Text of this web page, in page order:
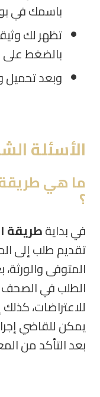
باسمك في
تظهر لك
بالضغط على
وبعد تحميل
الأسئلة
ما هي
؟
في بدايةطريقة
تقديم طلب إلى
المتوفى
الطلب في الصحف
للاعتراضات،
يمكن للقاضي
بعد التأكد من